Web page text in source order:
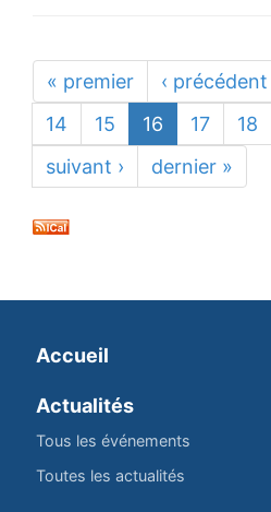
« premier ‹ précédent
14
15 16 17 18
suivant ›
dernier »
Accueil
Actualités
Tous les événements
Toutes les actualités